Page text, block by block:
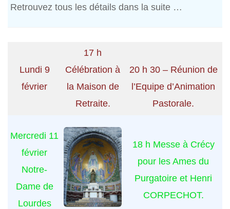
Retrouvez tous les détails dans la suite …
Lundi 9
février
17 h
Célébration à
la Maison de
Retraite.
20 h 30 – Réunion de
l’Equipe d’Animation
Pastorale.
Mercredi 11
février
Notre-
Dame de
Lourdes
18 h Messe à Crécy
pour les Ames du
Purgatoire et Henri
CORPECHOT.